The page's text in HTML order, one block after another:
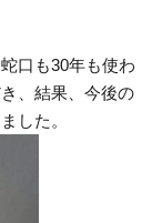
口も30年も使わ
、結果、今後の
した。